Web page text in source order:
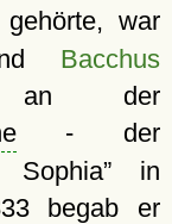
gehörte, war
Bacchus
an der
- der
Sophia
in
begab er